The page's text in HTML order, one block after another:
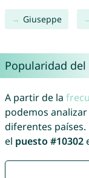
Giuseppe
Popularidad
A partir de la
podemos
diferentes
el puesto #10302